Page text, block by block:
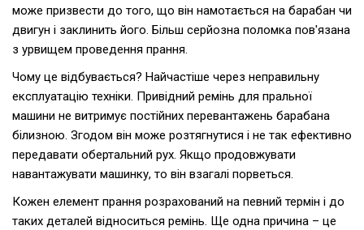
може призвести до того, що він намотається на барабан чи
двигун і заклинить його. Більш серйозна поломка пов'язана
з урвищем проведення прання.
Чому це відбувається? Найчастіше через неправильну
експлуатацію техніки. Привідний ремінь для пральної
машини не витримує постійних перевантажень барабана
білизною. Згодом він може розтягнутися і не так ефективно
передавати обертальний рух. Якщо продовжувати
навантажувати машинку, то він взагалі порветься.
Кожен елемент прання розрахований на певний термін і до
таких деталей відноситься ремінь. Ще одна причина – це